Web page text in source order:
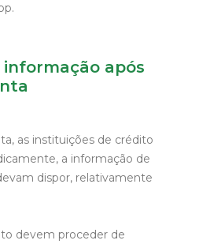
após
as instituições de crédito
a informação de
dispor, relativamente
devem proceder de